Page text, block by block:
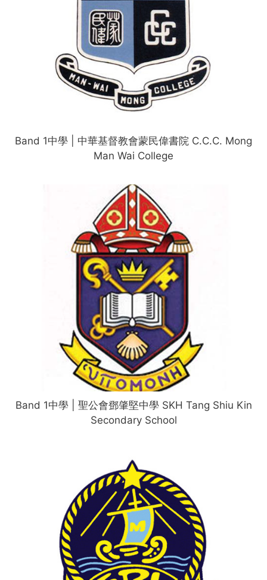
Band 1中學 | 中華基督教會蒙民偉書院 C.C.C. Mong
Man Wai College
Band 1中學 | 聖公會鄧肇堅中學 SKH Tang Shiu Kin
Secondary School